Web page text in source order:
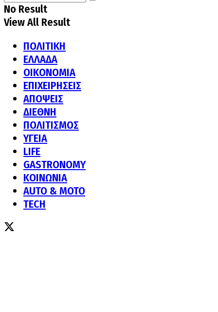
No Result
View All Result
ΠΟΛΙΤΙΚΗ
ΕΛΛΑΔΑ
ΟΙΚΟΝΟΜΙΑ
ΕΠΙΧΕΙΡΗΣΕΙΣ
ΑΠΟΨΕΙΣ
ΔΙΕΘΝΗ
ΠΟΛΙΤΙΣΜΟΣ
ΥΓΕΙΑ
LIFE
GASTRONOMY
ΚΟΙΝΩΝΙΑ
AUTO & MOTO
TECH